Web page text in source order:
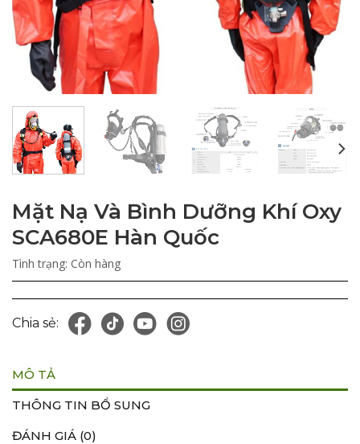
Mặt Nạ Và Bình Dưỡng Khí Oxy
SCA680E Hàn Quốc
Tình trạng: Còn hàng
Chia sẻ:
MÔ TẢ
THÔNG TIN BỔ SUNG
ĐÁNH GIÁ (0)